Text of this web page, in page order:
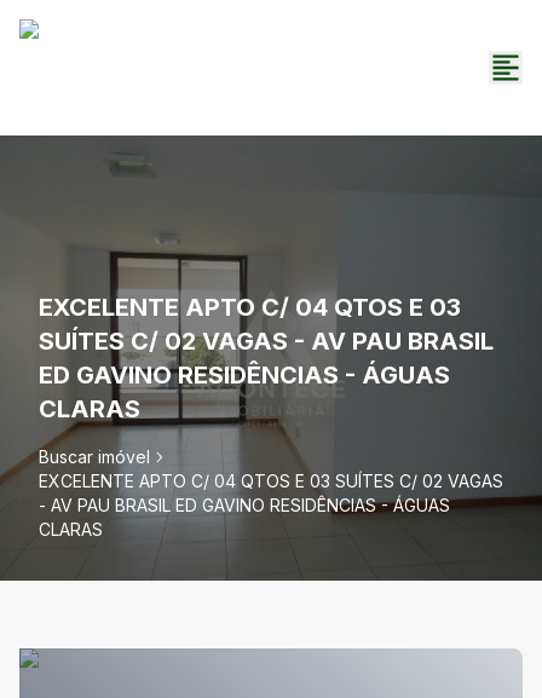
EXCELENTE APTO C/ 04 QTOS E 03
SUÍTES C/ 02 VAGAS - AV PAU BRASIL
ED GAVINO RESIDÊNCIAS - ÁGUAS
CLARAS
Buscar imóvel
EXCELENTE APTO C/ 04 QTOS E 03 SUÍTES C/ 02 VAGAS
- AV PAU BRASIL ED GAVINO RESIDÊNCIAS - ÁGUAS
CLARAS